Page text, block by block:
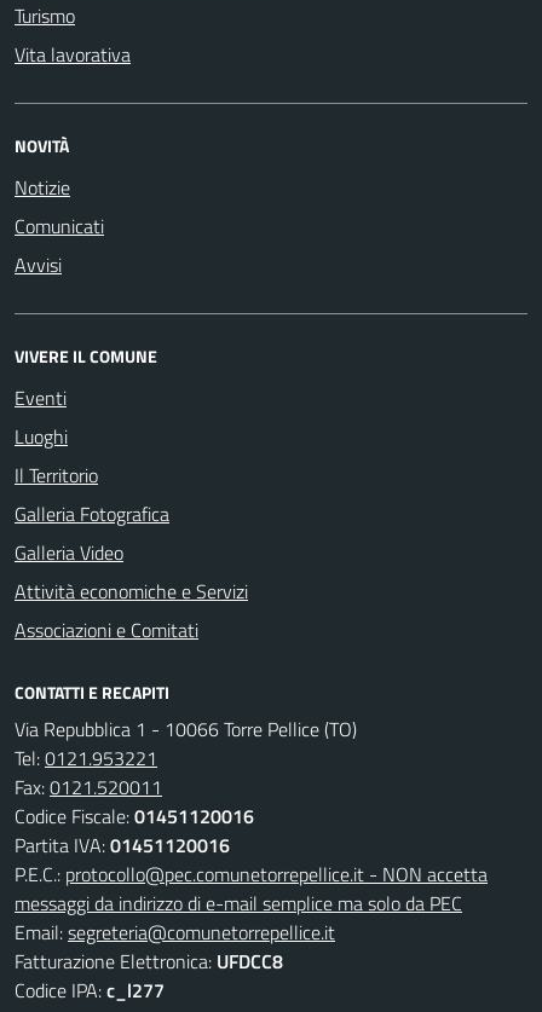
Turismo
Vita lavorativa
NOVITÀ
Notizie
Comunicati
Avvisi
VIVERE IL COMUNE
Eventi
Luoghi
Il Territorio
Galleria Fotografica
Galleria Video
Attività economiche e Servizi
Associazioni e Comitati
CONTATTI E RECAPITI
Via Repubblica 1 - 10066 Torre Pellice (TO)
Tel:0121.953221
Fax:0121.520011
Codice Fiscale:01451120016
Partita IVA:01451120016
P.E.C.: protocollo@pec.comunetorrepellice.it - NON accetta
messaggi da indirizzo di e-mail semplice ma solo da PEC
Email:segreteria@comunetorrepellice.it
Fatturazione Elettronica: UFDCC8
Codice IPA:c_l277